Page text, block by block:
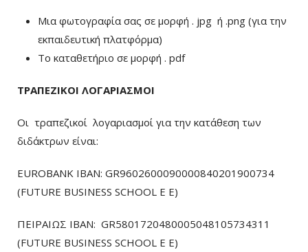
Μια φωτογραφία σας σε μορφή . jpg ή .png (για την
εκπαιδευτική πλατφόρμα)
To καταθετήριο σε μορφή . pdf
ΤΡΑΠΕΖΙΚΟΙ ΛΟΓΑΡΙΑΣΜΟΙ
Οι τραπεζικοί λογαριασμοί για την κατάθεση των
διδάκτρων είναι:
EUROBANK IBAN: GR9602600090000840201900734
(FUTURE BUSINESS SCHOOL E E)
ΠΕΙΡΑΙΩΣ ΙΒΑΝ: GR5801720480005048105734311
(FUTURE BUSINESS SCHOOL E E)